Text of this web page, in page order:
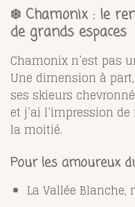
❄️ Chamonix : le
de grands espaces
Chamonix n’est pas
Une dimension à
ses skieurs
et j’ai l’impression
la moitié.
Pour les amoureux
La Vallée Blanche,